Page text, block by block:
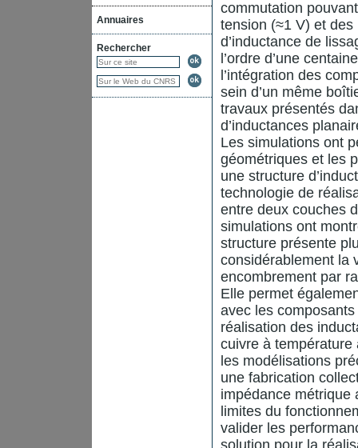
Annuaires
Rechercher
commutation
tension (≈1 V) et
d’inductance de
l’ordre d’une
l’intégration des
sein d’un même
travaux présentés
d’inductances
Les simulations ont
géométriques et les
une structure
technologie de
entre deux couches
simulations ont
structure présente
considérablement la
encombrement par
Elle permet
avec les
réalisation des
cuivre à
les modélisations
une fabrication
impédance métrique
limites du
valider les
solution pour la